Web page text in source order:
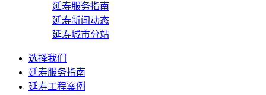
延寿服务指南
延寿新闻动态
延寿城市分站
选择我们
延寿服务指南
延寿工程案例